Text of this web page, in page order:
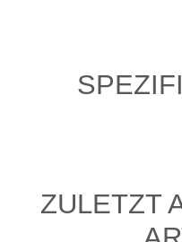
ZULETZT